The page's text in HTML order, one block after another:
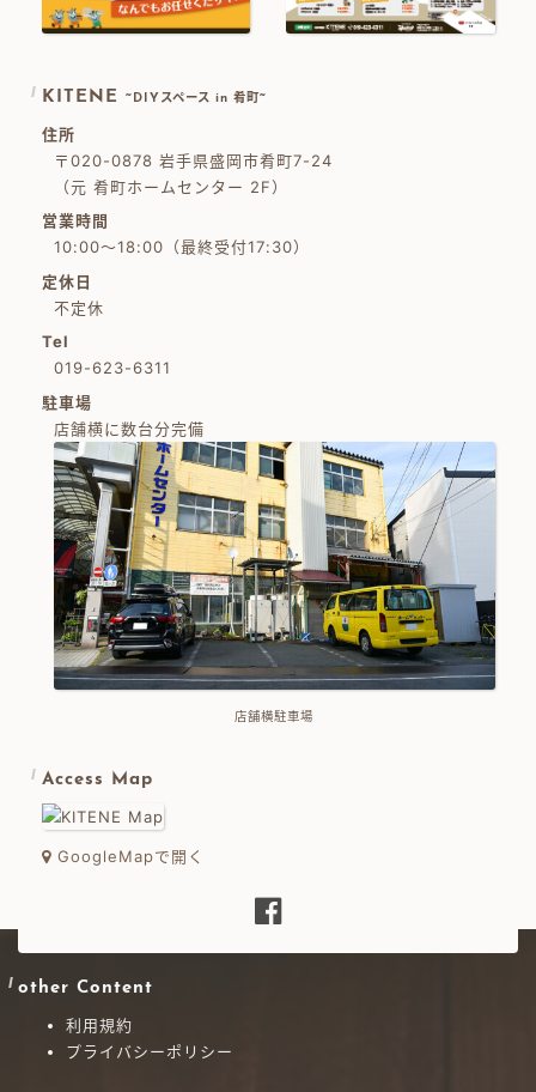
KITENE ~DIYスペース in 肴町~
住所
〒020-0878 岩手県盛岡市肴町7-24
（元 肴町ホームセンター 2F）
営業時間
10:00～18:00（最終受付17:30）
定休日
不定休
Tel
019-623-6311
駐車場
店舗横に数台分完備
店舗横駐車場
Access Map
GoogleMapで開く
other Content
利用規約
プライバシーポリシー